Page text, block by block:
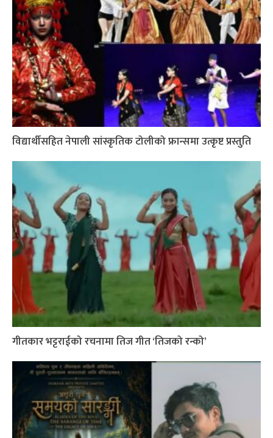
विद्यार्थीसहित नेपाली सांस्कृतिक टोलीको फ्रान्समा उत्कृष्ट प्रस्तुति
गीतकार भट्टराईको रचनामा तिज गीत ‘तिजको रन्को’